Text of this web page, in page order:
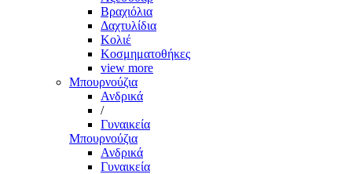
Βραχιόλια
Δαχτυλίδια
Κολιέ
Κοσμηματοθήκες
view more
Μπουρνούζια
Ανδρικά
/
Γυναικεία
Μπουρνούζια
Ανδρικά
Γυναικεία